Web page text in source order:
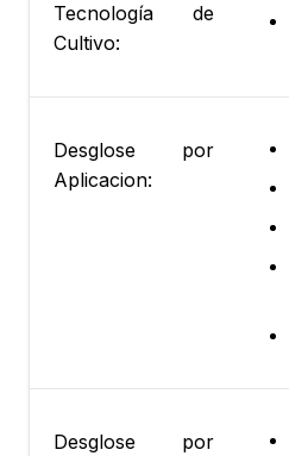
Tecnología de
Cultivo:
Desglose por
Aplicacion:
Desglose por